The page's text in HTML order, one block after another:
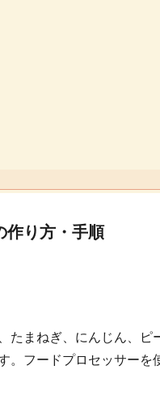
作り方・手順
たまねぎ、にんじん、ピ
。フードプロセッサーを